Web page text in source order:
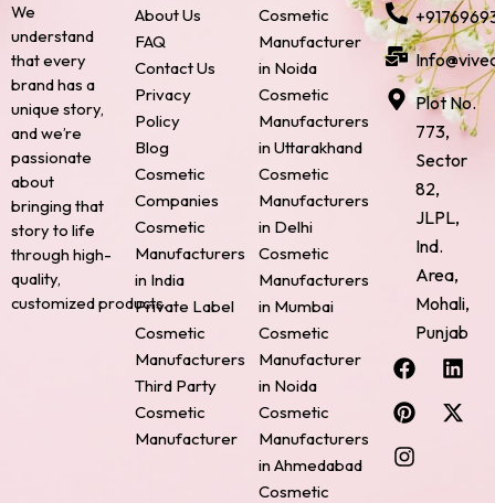
We
understand
that every
brand has a
unique story,
and we’re
passionate
about
bringing that
story to life
through high-
quality,
customized products.
About Us
FAQ
Contact Us
Privacy
Policy
Blog
Cosmetic
Companies
Cosmetic
Manufacturers
in India
Private Label
Cosmetic
Manufacturers
Third Party
Cosmetic
Manufacturer
Cosmetic
Manufacturer
in Noida
Cosmetic
Manufacturers
in Uttarakhand
Cosmetic
Manufacturers
in Delhi
Cosmetic
Manufacturers
in Mumbai
Cosmetic
Manufacturer
in Noida
Cosmetic
Manufacturers
in Ahmedabad
Cosmetic
Plot No.
773,
Sector
82,
JLPL,
Ind.
Area,
Mohali,
Punjab
F
a
c
e
b
o
L
i
n
k
P
i
n
t
e
r
X
-
t
w
I
n
s
t
a
g